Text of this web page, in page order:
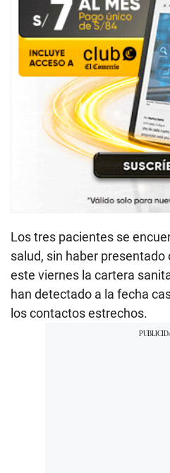
Los tres pacientes se
salud, sin haber
este viernes la cartera
han detectado a la fecha
los contactos estrechos.